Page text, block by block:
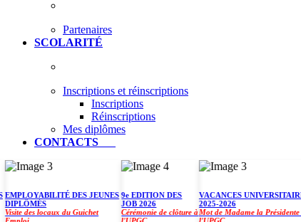
Partenaires
SCOLARITÉ
Inscriptions et réinscriptions
Inscriptions
Réinscriptions
Mes diplômes
CONTACTS
DES JEUNES
des locaux du Guichet
9e EDITION DES
JOB 2026
Cérémonie de clôture à
VACANCES UNIVERSITAIRES
2025-2026
Mot de Madame la Présidente de